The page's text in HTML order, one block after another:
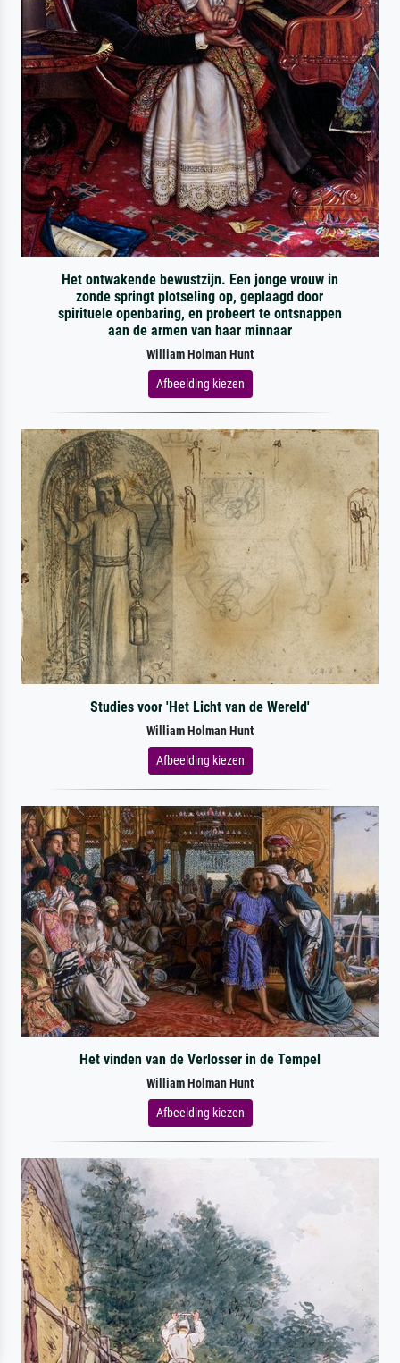
Het ontwakende bewustzijn. Een jonge vrouw in
zonde springt plotseling op, geplaagd door
spirituele openbaring, en probeert te ontsnappen
aan de armen van haar minnaar
William Holman Hunt
Afbeelding kiezen
Studies voor 'Het Licht van de Wereld'
William Holman Hunt
Afbeelding kiezen
Het vinden van de Verlosser in de Tempel
William Holman Hunt
Afbeelding kiezen